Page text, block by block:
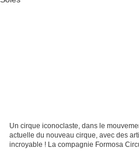
Un cirque iconoclaste, dans le
actuelle du nouveau cirque, avec des
incroyable ! La compagnie Formosa